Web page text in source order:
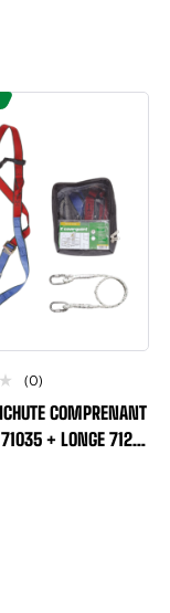
(0)
COMPRENANT
+ LONGE 71201
A DOS